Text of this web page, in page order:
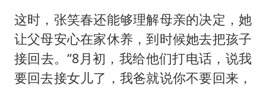
这时，张笑春还能够理解母亲的决定，她
让父母安心在家休养，到时候她去把孩子
接回去。“8月初，我给他们打电话，说我
要回去接女儿了，我爸就说你不要回来，